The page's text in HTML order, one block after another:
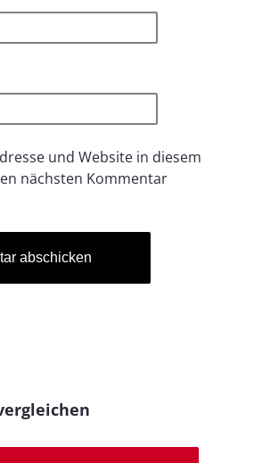
und Website in diesem
nächsten Kommentar